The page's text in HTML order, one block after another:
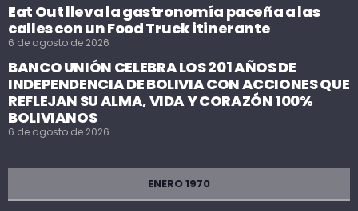
Eat Out lleva la gastronomía paceña a las
calles con un Food Truck itinerante
6 de agosto de 2026
BANCO UNIÓN CELEBRA LOS 201 AÑOS DE
INDEPENDENCIA DE BOLIVIA CON ACCIONES QUE
REFLEJAN SU ALMA, VIDA Y CORAZÓN 100%
BOLIVIANOS
6 de agosto de 2026
ENERO 1970